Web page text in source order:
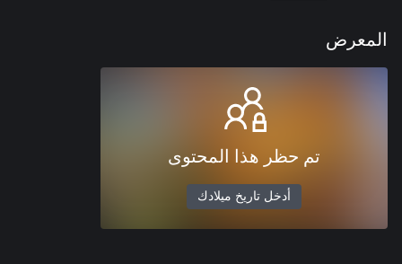
المعرض
تم حظر هذا المحتوى
أدخل تاريخ ميلادك